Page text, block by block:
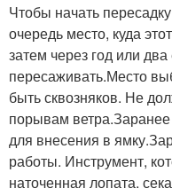
Чтобы начать
очередь место, куда
затем через год или
пересаживать.Место
быть сквозняков. Не
порывам
для внесения в
работы. Инструмент,
наточенная лопата,